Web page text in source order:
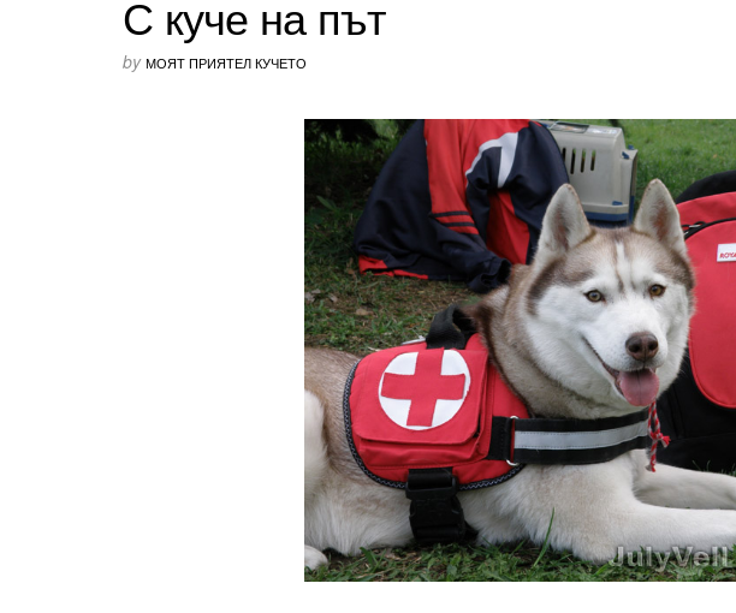
С куче на път
by МОЯТ ПРИЯТЕЛ КУЧЕТО